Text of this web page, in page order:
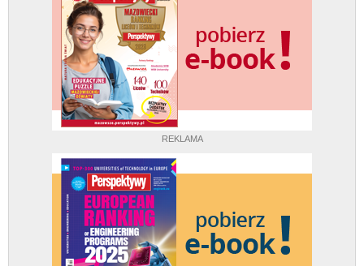
REKLAMA